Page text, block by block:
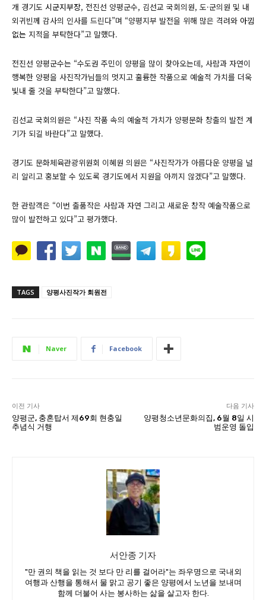
개 경기도 시군지부장, 전진선 양평군수, 김선교 국회의원, 도·군의원 및 내
외귀빈께 감사의 인사를 드린다”며 “양평지부 발전을 위해 많은 격려와 아낌
없는 지적을 부탁한다”고 말했다.
전진선 양평군수는 “수도권 주민이 양평을 많이 찾아오는데, 사람과 자연이
행복한 양평을 사진작가님들의 멋지고 훌륭한 작품으로 예술적 가치를 더욱
빛내 줄 것을 부탁한다”고 말했다.
김선교 국회의원은 “사진 작품 속의 예술적 가치가 양평문화 창출의 발전 계
기가 되길 바란다”고 말했다.
경기도 문화체육관광위원회 이혜원 의원은 “사진작가가 아름다운 양평을 널
리 알리고 홍보할 수 있도록 경기도에서 지원을 아끼지 않겠다”고 말했다.
한 관람객은 “이번 출품작은 사람과 자연 그리고 새로운 창작 예술작품으로
많이 발전하고 있다”고 평가했다.
TAGS 양평사진작가 회원전
Naver Facebook
이전 기사
양평군, 충혼탑서 제69회 현충일
추념식 거행
다음 기사
양평청소년문화의집, 6월 8일 시
범운영 돌입
서안종 기자
"만 권의 책을 읽는 것 보다 만 리를 걸어라"는 좌우명으로 국내외
여행과 산행을 통해서 물 맑고 공기 좋은 양평에서 노년을 보내며
함께 더불어 사는 봉사하는 삶을 살고자 한다.